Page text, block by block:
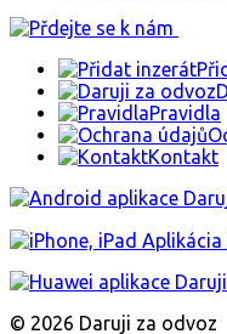
Pravidla
Kontakt
© 2026 Daruji za odvoz